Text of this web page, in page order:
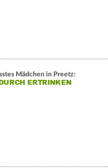
Mädchen in Preetz:
ERTRINKEN